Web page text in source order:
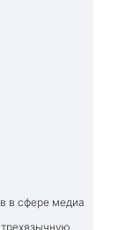
в сфере медиа